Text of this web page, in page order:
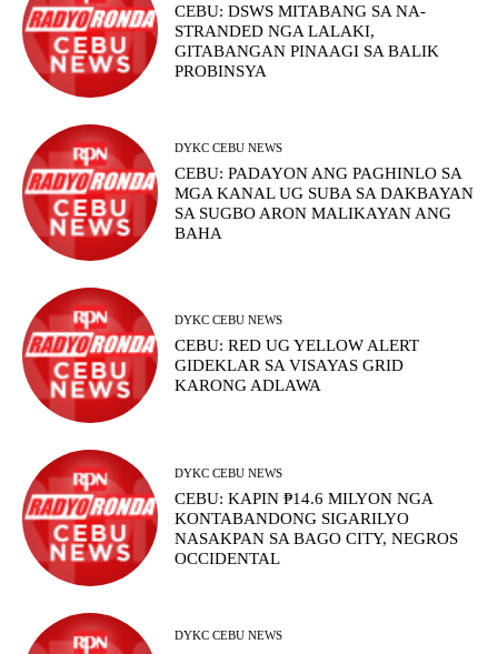
CEBU: DSWS MITABANG SA NA-
STRANDED NGA LALAKI,
GITABANGAN PINAAGI SA BALIK
PROBINSYA
DYKC CEBU NEWS
CEBU: PADAYON ANG PAGHINLO SA
MGA KANAL UG SUBA SA DAKBAYAN
SA SUGBO ARON MALIKAYAN ANG
BAHA
DYKC CEBU NEWS
CEBU: RED UG YELLOW ALERT
GIDEKLAR SA VISAYAS GRID
KARONG ADLAWA
DYKC CEBU NEWS
CEBU: KAPIN ₱14.6 MILYON NGA
KONTABANDONG SIGARILYO
NASAKPAN SA BAGO CITY, NEGROS
OCCIDENTAL
DYKC CEBU NEWS